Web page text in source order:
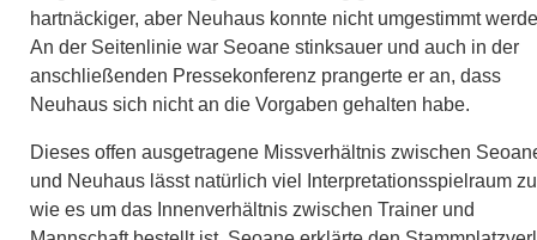
hartnäckiger, aber Neuhaus konnte nicht umgestimmt
An der Seitenlinie war Seoane stinksauer und auch in der
anschließenden Pressekonferenz prangerte er an, dass
Neuhaus sich nicht an die Vorgaben gehalten habe.
Dieses offen ausgetragene Missverhältnis zwischen
und Neuhaus lässt natürlich viel Interpretationsspielraum
wie es um das Innenverhältnis zwischen Trainer und